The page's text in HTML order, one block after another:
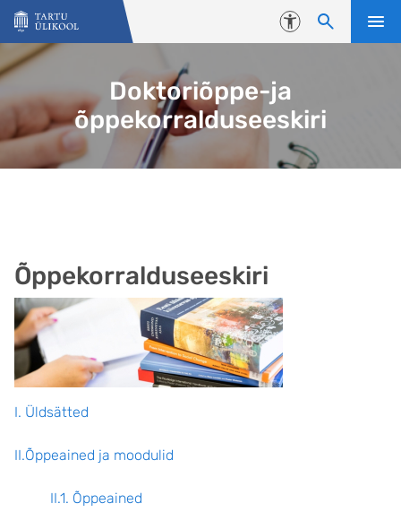
Liigu edasi põhisisu juurde
Juurdepääsetavus
Doktoriõppe-ja
õppekorralduseeskiri
Õppekorralduseeskiri
I. Üldsätted
II.Õppeained ja moodulid
II.1. Õppeained